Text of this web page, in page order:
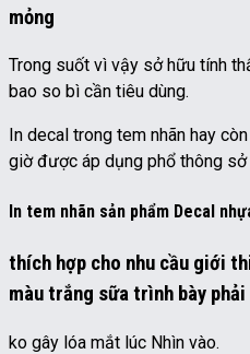
mỏng
Trong suốt vì vậy sở hữu tính
bao so bì cần tiêu dùng.
In decal trong tem nhãn hay
giờ được áp dụng phổ thông sở
In tem nhãn sản phẩm Decal
thích hợp cho nhu cầu giới
màu trắng sữa trình bày
ko gây lóa mắt lúc Nhìn vào.